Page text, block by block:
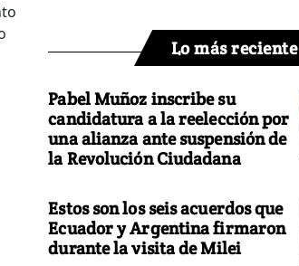
Lo más reciente
Pabel Muñoz inscribe su
candidatura a la reelección por
una alianza ante suspensión de
la Revolución Ciudadana
Estos son los seis acuerdos que
Ecuador y Argentina firmaron
durante la visita de Milei